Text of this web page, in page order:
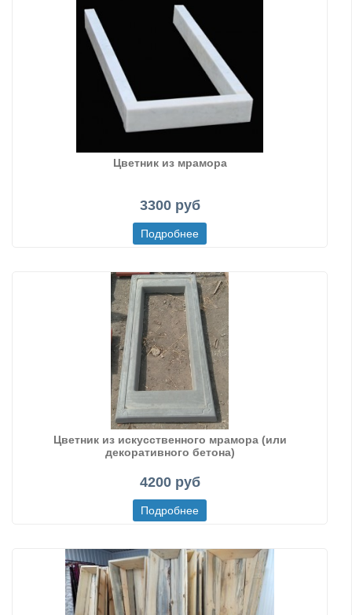
Цветник из мрамора
3300 руб
Цветник из искусственного мрамора (или
декоративного бетона)
4200 руб